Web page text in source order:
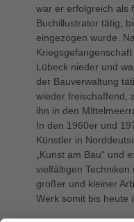
war er erfolgreich als
Buchillustrator tätig,
eingezogen wurde.
Lübeck nieder und
der Bauverwaltung
wieder freischaffend,
ihn in den
In den 1960er und
Künstler in
„Kunst am Bau“ und
vielfältigen
großer und kleiner
Werk somit bis heute